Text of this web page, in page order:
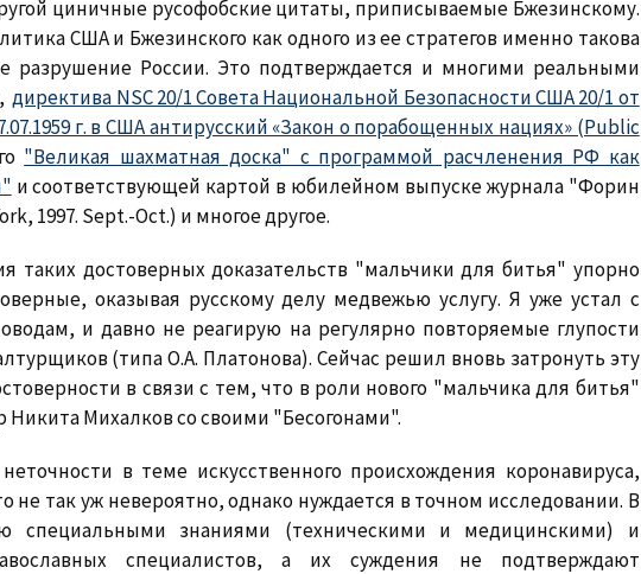
циничные русофобские цитаты, приписываемые Бжезинскому.
США и Бжезинского как одного из ее стратегов именно такова
разрушение России. Это подтверждается и многими реальными
директива NSC 20/1 Совета Национальной Безопасности США 20/1 от
г. в США антирусский «Закон о порабощенных нациях» (Public
"Великая шахматная доска" с программой расчленения РФ как
и соответствующей картой в юбилейном выпуске журнала "Форин
1997. Sept.-Oct.) и многое другое.
таких достоверных доказательств "мальчики для битья" упорно
оказывая русскому делу медвежью услугу. Я уже устал с
и давно не реагирую на регулярно повторяемые глупости
(типа О.А. Платонова). Сейчас решил вновь затронуть эту
в связи с тем, что в роли нового "мальчика для битья"
Никита Михалков со своими "Бесогонами".
в теме искусственного происхождения коронавируса,
не так уж невероятно, однако нуждается в точном исследовании. В
специальными знаниями (техническими и медицинскими) и
специалистов, а их суждения не подтверждают